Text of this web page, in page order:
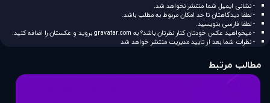
- نشانی ایمیل شما منتشر نخواهد شد.
- لطفا دیدگاهتان تا حد امکان مربوط به مطلب باشد.
- لطفا فارسی بنویسید.
- میخواهید عکس خودتان کنار نظرتان باشد؟ به gravatar.comبروید و عکستان را اضافه کنید.
- نظرات شما بعد از تایید مدیریت منتشر خواهد شد
مطالب مرتبط